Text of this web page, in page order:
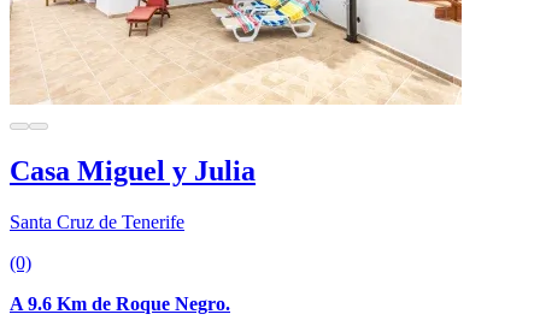
Casa Miguel y Julia
Santa Cruz de Tenerife
(0)
A 9.6 Km de Roque Negro.